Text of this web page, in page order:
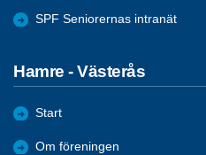
SPF Seniorernas intranät
Hamre - Västerås
Start
Om föreningen